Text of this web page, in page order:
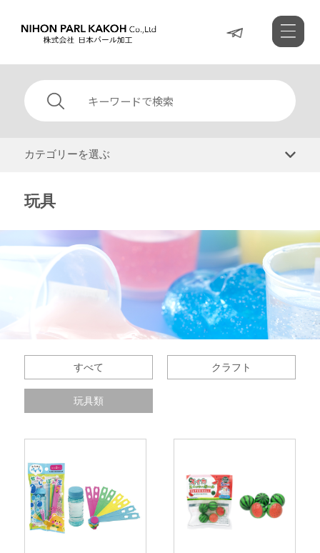
カテゴリーを選ぶ
玩具
すべて クラフト
玩具類